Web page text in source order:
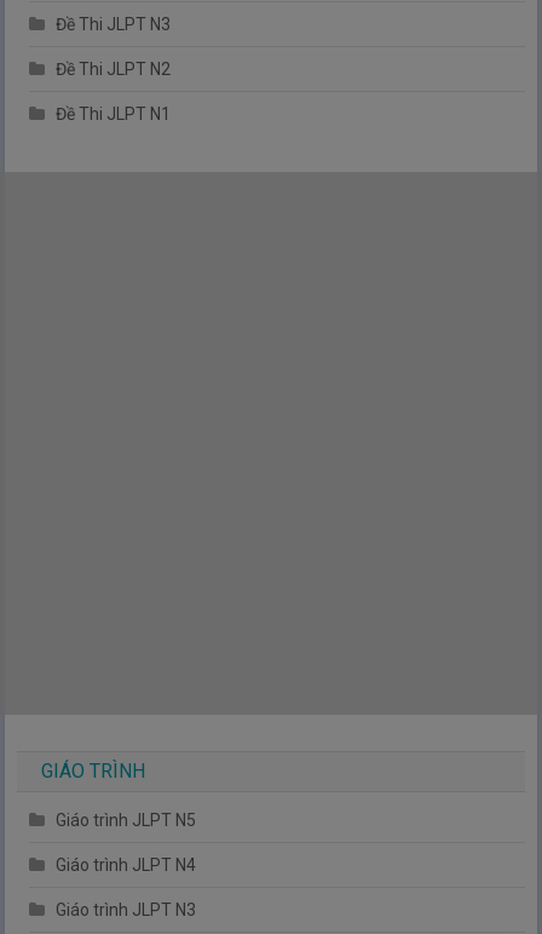
Đề Thi JLPT N3
Đề Thi JLPT N2
Đề Thi JLPT N1
GIÁO TRÌNH
Giáo trình JLPT N5
Giáo trình JLPT N4
Giáo trình JLPT N3